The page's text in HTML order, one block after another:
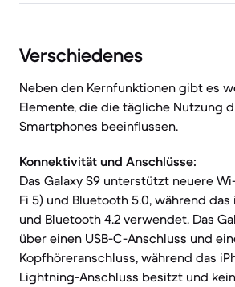
Verschiedenes
Neben den Kernfunktionen gibt es
Elemente, die die tägliche Nutzung
Smartphones beeinflussen.
Konnektivität und Anschlüsse:
Das Galaxy S9 unterstützt neuere
Fi 5) und Bluetooth 5.0, während das
und Bluetooth 4.2 verwendet. Das
über einen USB-C-Anschluss und
Kopfhöreranschluss, während das
Lightning-Anschluss besitzt und